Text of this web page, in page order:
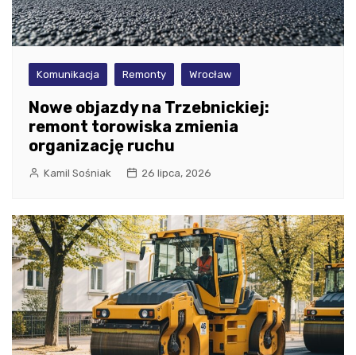
Komunikacja Remonty Wrocław
Nowe objazdy na Trzebnickiej:
remont torowiska zmienia
organizację ruchu
Kamil Sośniak 26 lipca, 2026